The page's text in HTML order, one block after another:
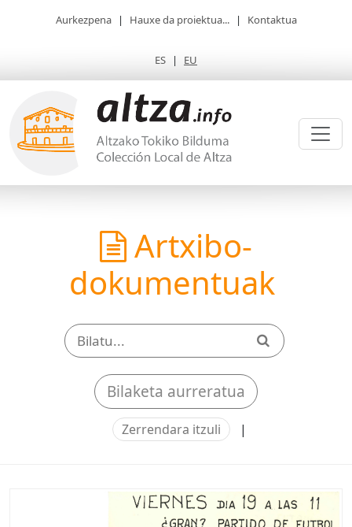
Aurkezpena | Hauxe da proiektua... | Kontaktua
ES | EU
Artxibo-
dokumentuak
Bilaketa aurreratua
Zerrendara itzuli |